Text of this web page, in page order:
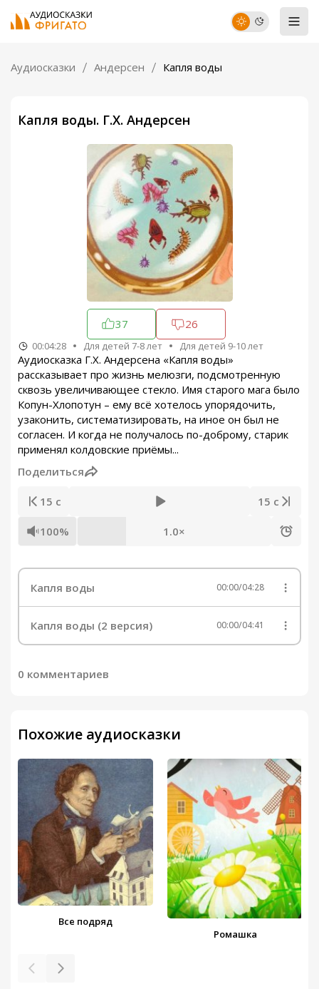
Аудиосказки Андерсен Капля воды
Капля воды. Г.Х. Андерсен
37 26
00:04:28 Для детей 7-8 лет Для детей 9-10 лет
Аудиосказка Г.Х. Андерсена «Капля воды»
рассказывает про жизнь мелюзги, подсмотренную
сквозь увеличивающее стекло. Имя старого мага было
Копун-Хлопотун – ему всё хотелось упорядочить,
узаконить, систематизировать, на иное он был не
согласен. И когда не получалось по-доброму, старик
применял колдовские приёмы...
Поделиться
15 с 15 с
100% 1.0×
Капля воды 00:00/04:28
Капля воды (2 версия) 00:00/04:41
0 комментариев
Похожие аудиосказки
Все подряд
Ромашка